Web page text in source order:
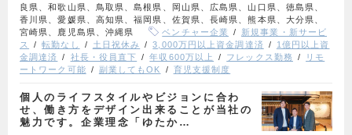
良県、和歌山県、鳥取県、島根県、岡山県、広島県、山口県、徳島県、
香川県、愛媛県、高知県、福岡県、佐賀県、長崎県、熊本県、大分県、
宮崎県、鹿児島県、沖縄県
ベンチャー企業
新規事業・新サービ
ス
転勤なし 土日祝休み 3,000万円以上資金調達済
1億円以上資
金調達済
社長・役員直下 年収600万以上 フレックス勤務
リモ
ートワーク可能
副業してもOK 育児支援制度
個人のライフスタイルやビジョンに合わ
せ、働き方をデザイン出来ることが当社の
魅力です。企業理念「ゆたか…